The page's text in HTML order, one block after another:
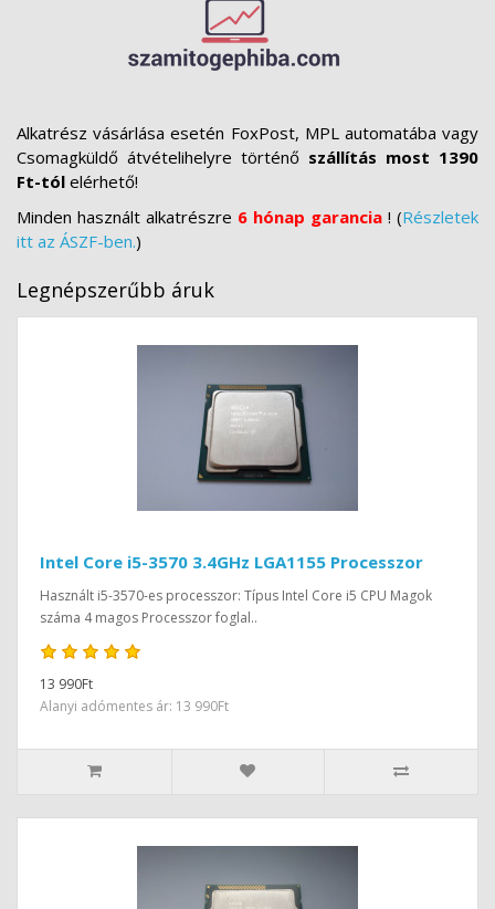
Alkatrész vásárlása esetén FoxPost, MPL automatába vagy
Csomagküldő átvételihelyre történő szállítás most 1390
Ft-tól elérhető!
Minden használt alkatrészre 6 hónap garancia ! (Részletek
itt az ÁSZF-ben.)
Legnépszerűbb áruk
Intel Core i5-3570 3.4GHz LGA1155 Processzor
Használt i5-3570-es processzor: Típus Intel Core i5 CPU Magok
száma 4 magos Processzor foglal..
13 990Ft
Alanyi adómentes ár: 13 990Ft